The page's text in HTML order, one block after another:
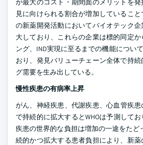
が最大のコスト・期間面のメリットを
見に向けられる割合が増加しているこ
の新薬開発活動においてバイオテック
大しており、これらの企業は標的同定
ング、IND実現に至るまでの機能につい
おり、発見バリューチェーン全体で持
グ需要を生み出している。
慢性疾患の有病率上昇
がん、神経疾患、代謝疾患、心血管疾患
で持続的に拡大するとWHOは予測して
疾患の世界的な負担は増加の一途をたど
続的かつ拡大する患者負担により、新